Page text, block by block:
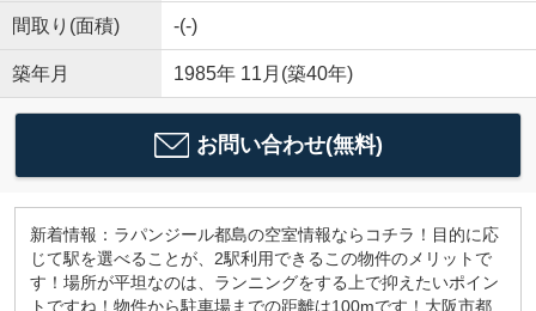
間取り(面積) -(-)
築年月 1985年 11月(築40年)
お問い合わせ(無料)
新着情報：ラパンジール都島の空室情報ならコチラ！目的に応
じて駅を選べることが、2駅利用できるこの物件のメリットで
す！場所が平坦なのは、ランニングをする上で抑えたいポイン
トですね！物件から駐車場までの距離は100mです！大阪市都